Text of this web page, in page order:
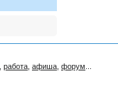
работа афиша форум